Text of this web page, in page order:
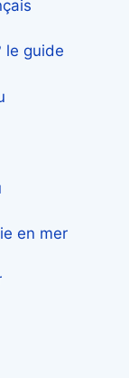
le guide
en mer